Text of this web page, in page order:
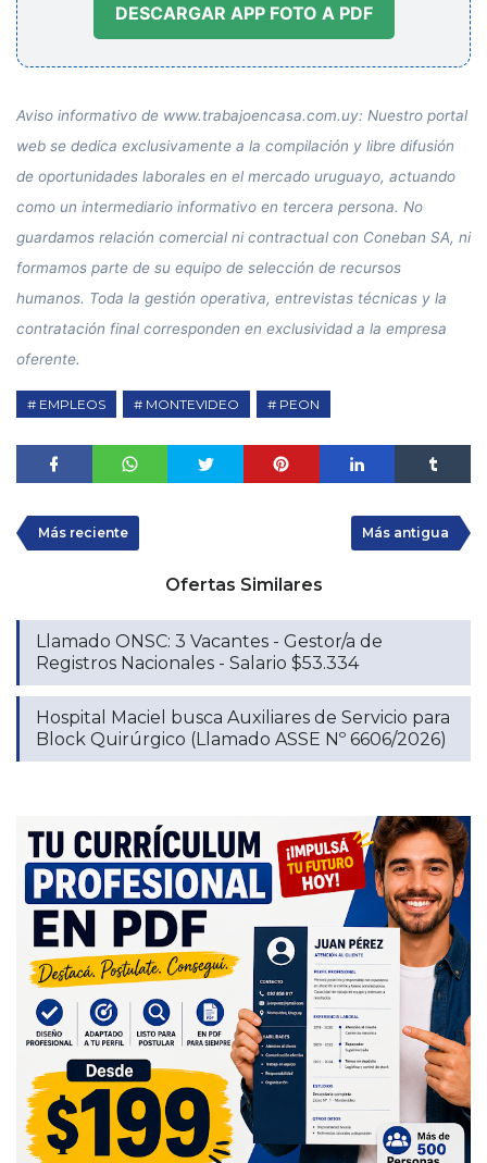
DESCARGAR APP FOTO A PDF
Aviso informativo de www.trabajoencasa.com.uy: Nuestro portal
web se dedica exclusivamente a la compilación y libre difusión
de oportunidades laborales en el mercado uruguayo, actuando
como un intermediario informativo en tercera persona. No
guardamos relación comercial ni contractual con Coneban SA, ni
formamos parte de su equipo de selección de recursos
humanos. Toda la gestión operativa, entrevistas técnicas y la
contratación final corresponden en exclusividad a la empresa
oferente.
EMPLEOS MONTEVIDEO PEON
Más reciente Más antigua
Ofertas Similares
Llamado ONSC: 3 Vacantes - Gestor/a de
Registros Nacionales - Salario $53.334
Hospital Maciel busca Auxiliares de Servicio para
Block Quirúrgico (Llamado ASSE Nº 6606/2026)